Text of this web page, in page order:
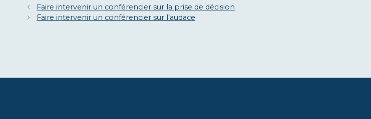
Faire intervenir un conférencier sur la prise de décision
Faire intervenir un conférencier sur l’audace